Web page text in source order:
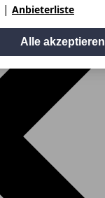
| Anbieterliste
Alle akzeptieren